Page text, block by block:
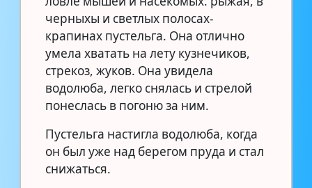
черныхы и светлых полосах-
крапинах пустельга. Она отлично
умела хватать на лету кузнечиков,
стрекоз, жуков. Она увидела
водолюба, легко снялась и стрелой
понеслась в погоню за ним.
Пустельга настигла водолюба, когда
он был уже над берегом пруда и стал
снижаться.